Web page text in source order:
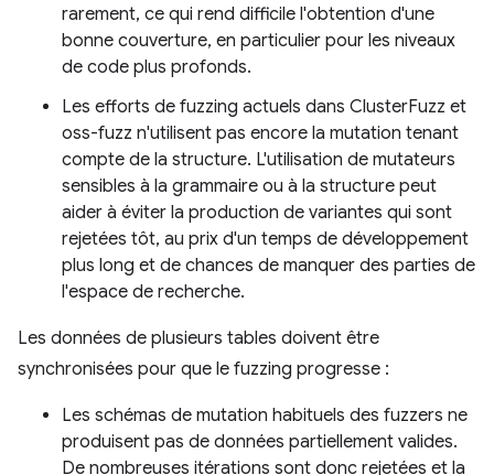
rarement, ce qui rend difficile l'obtention d'une
bonne couverture, en particulier pour les niveaux
de code plus profonds.
Les efforts de fuzzing actuels dans ClusterFuzz et
oss-fuzz n'utilisent pas encore la mutation tenant
compte de la structure. L'utilisation de mutateurs
sensibles à la grammaire ou à la structure peut
aider à éviter la production de variantes qui sont
rejetées tôt, au prix d'un temps de développement
plus long et de chances de manquer des parties de
l'espace de recherche.
Les données de plusieurs tables doivent être
synchronisées pour que le fuzzing progresse :
Les schémas de mutation habituels des fuzzers ne
produisent pas de données partiellement valides.
De nombreuses itérations sont donc rejetées et la